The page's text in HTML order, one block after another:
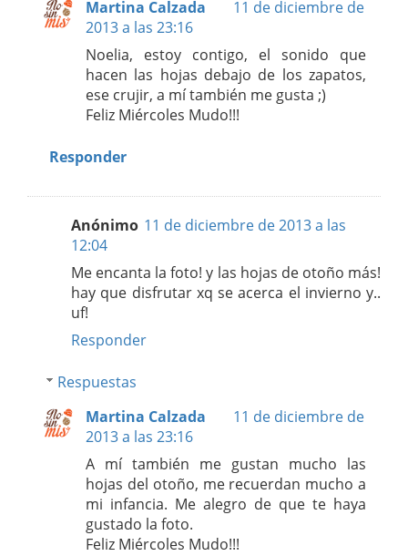
Martina Calzada
11 de diciembre de
2013 a las 23:16
Noelia, estoy contigo, el sonido que
hacen las hojas debajo de los zapatos,
ese crujir, a mí también me gusta ;)
Feliz Miércoles Mudo!!!
Responder
Anónimo 11 de diciembre de 2013 a las
12:04
Me encanta la foto! y las hojas de otoño más!
hay que disfrutar xq se acerca el invierno y..
uf!
Responder
Respuestas
Martina Calzada
11 de diciembre de
2013 a las 23:16
A mí también me gustan mucho las
hojas del otoño, me recuerdan mucho a
mi infancia. Me alegro de que te haya
gustado la foto.
Feliz Miércoles Mudo!!!